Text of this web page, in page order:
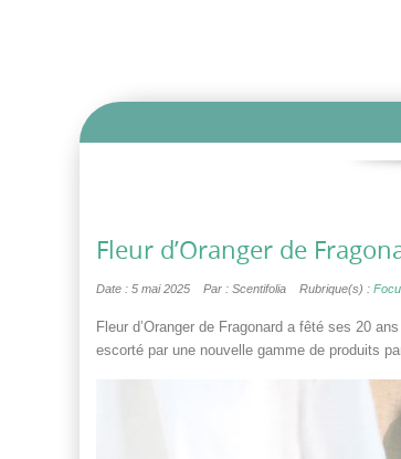
Fleur d’Oranger de
Date : 5 mai 2025 Par : Scentifolia Rubrique(s) :
Fleur d’Oranger de Fragonard a fêté ses 20
escorté par une nouvelle gamme de produits